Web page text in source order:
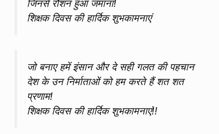
जिनसे रौशन हुआ जमाना!
शिक्षक दिवस की हार्दिक शुभकामनाएं
जो बनाए हमें इंसान और दे सही गलत की पहचान
देश के उन निर्माताओं को हम करते हैं शत शत
प्रणाम!
शिक्षक दिवस की हार्दिक शुभकामनाएं!!